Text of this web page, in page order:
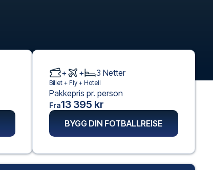
+ + 3 Netter
Billet + Fly+ Hotell
Pakkepris pr. person
Fra13 395 kr
BYGG DIN FOTBALLREISE